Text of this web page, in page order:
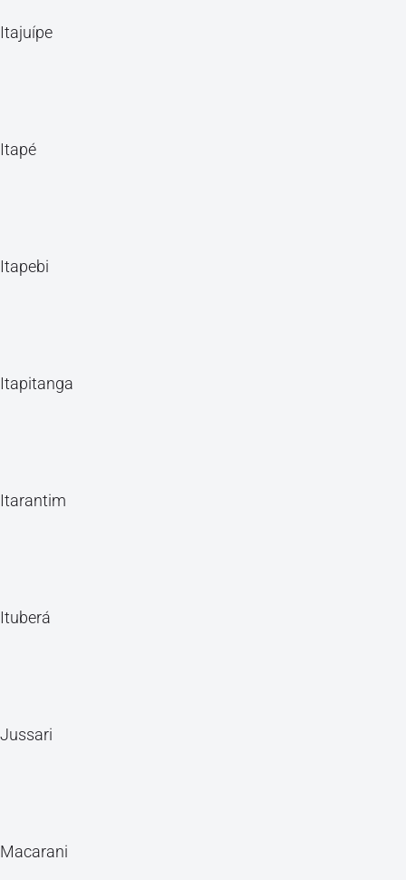
Itajuípe
Itapé
Itapebi
Itapitanga
Itarantim
Ituberá
Jussari
Macarani